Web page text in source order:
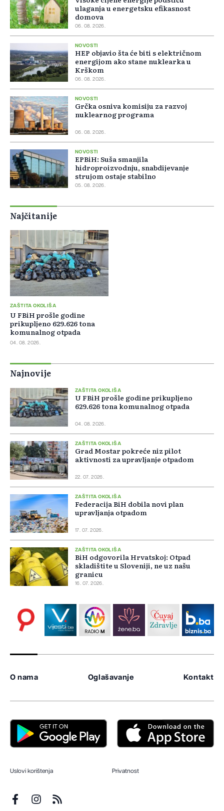
ulaganja u energetsku efikasnost
domova
06. 08. 2026.
NOVOSTI
HEP objavio šta će biti s električnom
energijom ako stane nuklearka u
Krškom
06. 08. 2026.
NOVOSTI
Grčka osniva komisiju za razvoj
nuklearnog programa
06. 08. 2026.
NOVOSTI
EPBiH: Suša smanjila
hidroproizvodnju, snabdijevanje
strujom ostaje stabilno
05. 08. 2026.
Najčitanije
ZAŠTITA OKOLIŠA
U FBiH prošle godine
prikupljeno 629.626 tona
komunalnog otpada
04. 08. 2026.
Najnovije
ZAŠTITA OKOLIŠA
U FBiH prošle godine prikupljeno
629.626 tona komunalnog otpada
04. 08. 2026.
ZAŠTITA OKOLIŠA
Grad Mostar pokreće niz pilot
aktivnosti za upravljanje otpadom
22. 07. 2026.
ZAŠTITA OKOLIŠA
Federacija BiH dobila novi plan
upravljanja otpadom
17. 07. 2026.
ZAŠTITA OKOLIŠA
BiH odgovorila Hrvatskoj: Otpad
skladištite u Sloveniji, ne uz našu
granicu
16. 07. 2026.
O nama Oglašavanje Kontakt
Uslovi korištenja Privatnost